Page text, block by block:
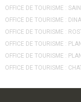
OFFICE DE TOURISME :
OFFICE DE TOURISME :
OFFICE DE TOURISME :
OFFICE DE TOURISME :
OFFICE DE TOURISME :
OFFICE DE TOURISME :